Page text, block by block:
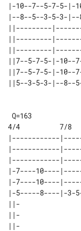
|-10--7--5-7-5-|-
|--8--5--3-5-3-
||---------
||---------
||---------
||7--5-7-5-|-10--
||7--5-7-5-|-10--
|------------
|------------
|------------
|-7----10----
|-7----10----
|-5-----8----|-3-
||-
||-
||-